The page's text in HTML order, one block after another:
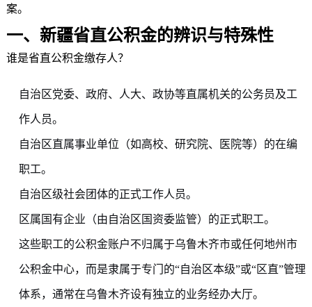
案。
一、新疆省直公积金的辨识与特殊性
谁是省直公积金缴存人？
自治区党委、政府、人大、政协等直属机关的公务员及工
作人员。
自治区直属事业单位（如高校、研究院、医院等）的在编
职工。
自治区级社会团体的正式工作人员。
区属国有企业（由自治区国资委监管）的正式职工。
这些职工的公积金账户不归属于乌鲁木齐市或任何地州市
公积金中心，而是隶属于专门的“自治区本级”或“区直”管理
体系，通常在乌鲁木齐设有独立的业务经办大厅。